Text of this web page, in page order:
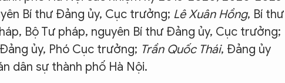
Bí thư Đảng ủy, Cục trưởng; Lê Xuân Hồng, Bí thư
Bộ Tư pháp, nguyên Bí thư Đảng ủy, Cục trưởng;
ủy, Phó Cục trưởng; Trần Quốc Thái, Đảng ủy
dân sự thành phố Hà Nội.